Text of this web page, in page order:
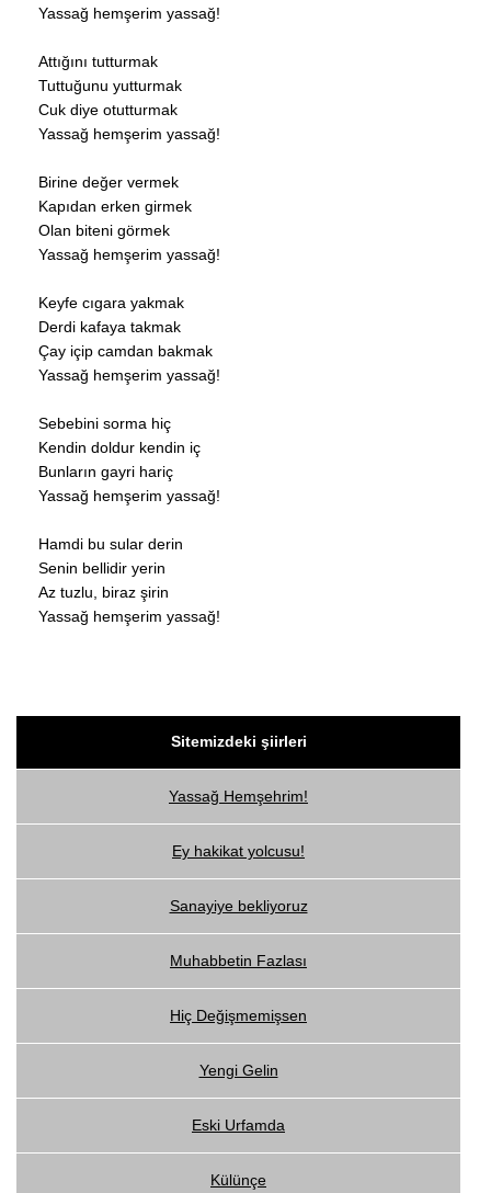
Yassağ hemşerim yassağ!
Attığını tutturmak
Tuttuğunu yutturmak
Cuk diye otutturmak
Yassağ hemşerim yassağ!
Birine değer vermek
Kapıdan erken girmek
Olan biteni görmek
Yassağ hemşerim yassağ!
Keyfe cıgara yakmak
Derdi kafaya takmak
Çay içip camdan bakmak
Yassağ hemşerim yassağ!
Sebebini sorma hiç
Kendin doldur kendin iç
Bunların gayri hariç
Yassağ hemşerim yassağ!
Hamdi bu sular derin
Senin bellidir yerin
Az tuzlu, biraz şirin
Yassağ hemşerim yassağ!
Sitemizdeki şiirleri
Yassağ Hemşehrim!
Ey hakikat yolcusu!
Sanayiye bekliyoruz
Muhabbetin Fazlası
Hiç Değişmemişsen
Yengi Gelin
Eski Urfamda
Külünçe